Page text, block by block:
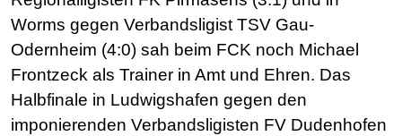
Worms gegen Verbandsligist TSV Gau-
Odernheim (4:0) sah beim FCK noch Michael
Frontzeck als Trainer in Amt und Ehren. Das
Halbfinale in Ludwigshafen gegen den
imponierenden Verbandsligisten FV Dudenhofen